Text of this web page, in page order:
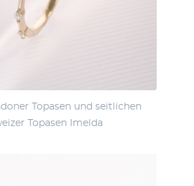
Topasen und seitlichen
Topasen Imelda